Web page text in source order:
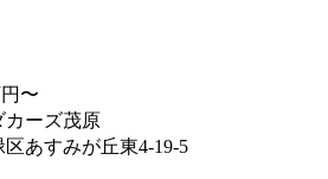
〜
カーズ茂原
あすみが丘東4-19-5